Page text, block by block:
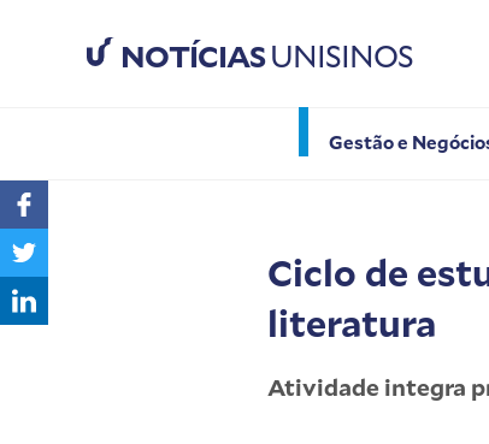
NOTÍCIASUNISINOS
Gestão e
Ciclo de
literatura
Atividade integra